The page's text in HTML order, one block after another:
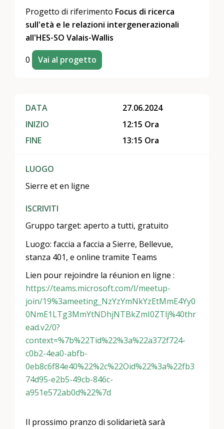
Progetto di riferimento Focus di ricerca
sull'età e le relazioni intergenerazionali
all'HES-SO Valais-Wallis
0 Vai al progetto
DATA
INIZIO
FINE
27.06.2024
12:15 Ora
13:15 Ora
LUOGO
Sierre et en ligne
ISCRIVITI
Gruppo target: aperto a tutti, gratuito
Luogo: faccia a faccia a Sierre, Bellevue,
stanza 401, e online tramite Teams
Lien pour rejoindre la réunion en ligne :
https://teams.microsoft.com/l/meetup-
join/19%3ameeting_NzYzYmNkYzEtMmE4Yy0
0NmE1LTg3MmYtNDhjNTBkZmI0ZTlj%40thr
ead.v2/0?
context=%7b%22Tid%22%3a%22a372f724-
c0b2-4ea0-abfb-
0eb8c6f84e40%22%2c%22Oid%22%3a%22fb3
74d95-e2b5-49cb-846c-
a951e572ab0d%22%7d
Il prossimo pranzo di solidarietà sarà